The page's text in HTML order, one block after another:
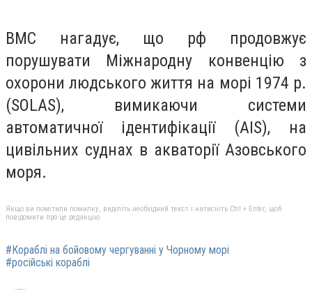
ВМС нагадує, що рф продовжує
порушувати Міжнародну конвенцію з
охорони людського життя на морі 1974 р.
(SOLAS), вимикаючи системи
автоматичної ідентифікації (AIS), на
цивільних суднах в акваторії Азовського
моря.
Якщо ви помітили помилку, виділіть необхідний текст і натисніть Ctrl + Enter, щоб
повідомити про це редакцію
#Кораблі на бойовому чергуванні у Чорному морі
#російські кораблі